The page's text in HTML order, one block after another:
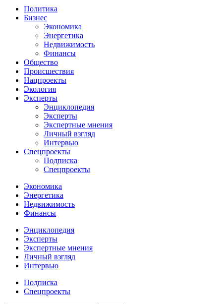
Политика
Бизнес
Экономика
Энергетика
Недвижимость
Финансы
Общество
Происшествия
Нацпроекты
Экология
Эксперты
Энциклопедия
Эксперты
Экспертные мнения
Личный взгляд
Интервью
Спецпроекты
Подписка
Спецпроекты
Экономика
Энергетика
Недвижимость
Финансы
Энциклопедия
Эксперты
Экспертные мнения
Личный взгляд
Интервью
Подписка
Спецпроекты